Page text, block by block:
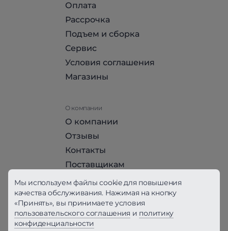
Оплата
Рассрочка
Подъем и сборка
Сервис
Условия соглашения
Магазины
О компании
О компании
Отзывы
Контакты
Поставщикам
Стать партнером HomeHit
Политика конфиденциальности
Вся информация на сайте, за исключением
Мы используем файлы cookie для повышения
качества обслуживания. Нажимая на кнопку
«Принять», вы принимаете условия
пользовательского соглашения и политику
конфиденциальности